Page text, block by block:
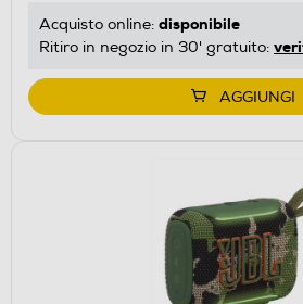
Acquisto online: disponibile
Ritiro in negozio in 30' gratuito:
AGGIUNGI